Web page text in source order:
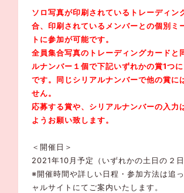
ソロ写真が印刷されているトレーディン
合、印刷されているメンバーとの個別ミ
トに参加が可能です。
全員集合写真のトレーディングカードと
ルナンバー１個で下記いずれかの賞1つ
です。同じシリアルナンバーで他の賞に
せん。
応募する賞や、シリアルナンバーの入力
ようお願い致します。
＜開催日＞
2021年10月予定（いずれかの土日の２日
※開催時間や詳しい日程・参加方法は追
ャルサイトにてご案内いたします。